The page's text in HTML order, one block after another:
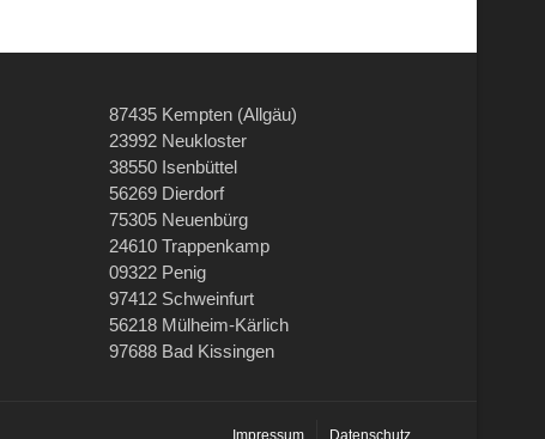
87435 Kempten (Allgäu)
23992 Neukloster
38550 Isenbüttel
56269 Dierdorf
75305 Neuenbürg
24610 Trappenkamp
09322 Penig
97412 Schweinfurt
56218 Mülheim-Kärlich
97688 Bad Kissingen
Impressum Datenschutz